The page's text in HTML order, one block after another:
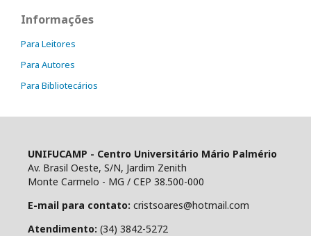
Informações
Para Leitores
Para Autores
Para Bibliotecários
UNIFUCAMP - Centro Universitário Mário Palmério
Av. Brasil Oeste, S/N, Jardim Zenith
Monte Carmelo - MG / CEP 38.500-000
E-mail para contato: cristsoares@hotmail.com
Atendimento: (34) 3842-5272